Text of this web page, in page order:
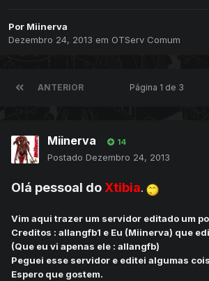
Por Miinerva
Dezembro 24, 2013 em OTServ Comum
ANTERIOR Página 1 de 3
Miinerva 14
Postado Dezembro 24, 2013
Olá pessoal doXtibia.
Vim aqui trazer um servidor editado um
Creditos : allangfb1 e Eu (Miinerva) que
(Que eu vi apenas ele : allangfb)
Peguei esse servidor e editei algumas
Espero que gostem.